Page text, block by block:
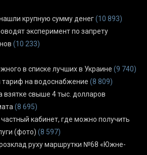
крупную сумму денег(10 893)
эксперимент по запрету
(10 233)
в списке лучших в Украине (9 740)
на водоснабжение (8 809)
свыше 4 тыс. долларов
(8 695)
кабинет, где можно получить
(фото) (8 597)
руху маршрутки №68 «Южне-